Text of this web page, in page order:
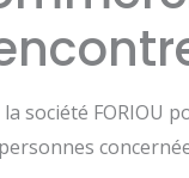
société